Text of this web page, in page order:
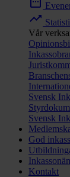
trending_up
Vår
Svensk
Svensk
God
Kontakt